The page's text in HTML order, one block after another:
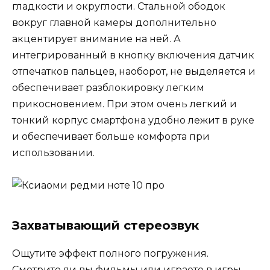
гладкости и округлости. Стальной ободок
вокруг главной камеры дополнительно
акцентирует внимание на ней. А
интегрированный в кнопку включения датчик
отпечатков пальцев, наоборот, не выделяется и
обеспечивает разблокировку легким
прикосновением. При этом очень легкий и
тонкий корпус смартфона удобно лежит в руке
и обеспечивает больше комфорта при
использовании.
Захватывающий стереозвук
Ощутите эффект полного погружения.